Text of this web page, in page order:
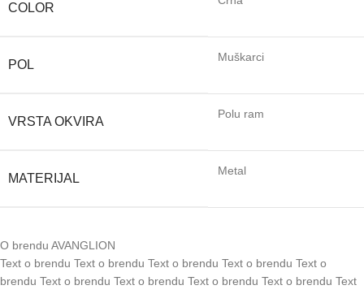
COLOR
POL
Muškarci
VRSTA OKVIRA
Polu ram
MATERIJAL
Metal
O brendu AVANGLION
Text o brendu Text o brendu Text o brendu Text o brendu Text o
brendu Text o brendu Text o brendu Text o brendu Text o brendu Text